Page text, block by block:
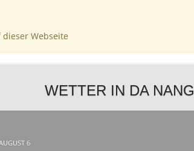
Webseite
WETTER IN DA NANG
6